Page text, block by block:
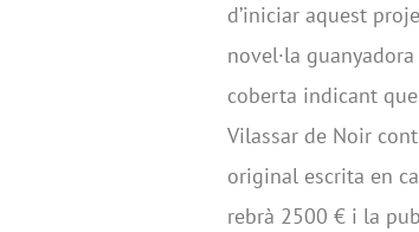
d’iniciar aquest
novel·la
coberta indicant
Vilassar de Noir
original escrita en
rebrà 2500 € i la